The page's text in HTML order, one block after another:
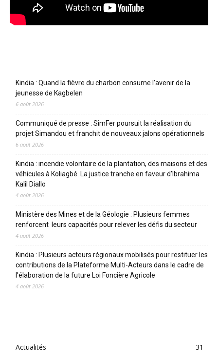
Kindia : Quand la fièvre du charbon consume l’avenir de la
jeunesse de Kagbelen
6 août 2026
Communiqué de presse : SimFer poursuit la réalisation du
projet Simandou et franchit de nouveaux jalons opérationnels
6 août 2026
Kindia : incendie volontaire de la plantation, des maisons et des
véhicules à Koliagbé. La justice tranche en faveur d’Ibrahima
Kalil Diallo
4 août 2026
Ministère des Mines et de la Géologie : Plusieurs femmes
renforcent leurs capacités pour relever les défis du secteur
4 août 2026
Kindia : Plusieurs acteurs régionaux mobilisés pour restituer les
contributions de la Plateforme Multi-Acteurs dans le cadre de
l’élaboration de la future Loi Foncière Agricole
4 août 2026
Actualités
31